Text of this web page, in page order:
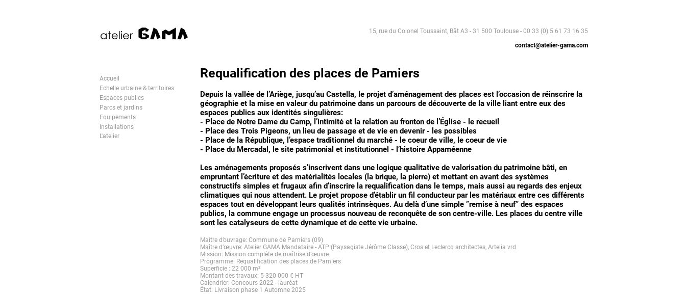
15, rue du Colonel Toussaint, Bât A3 - 31 500 Toulouse - 00 33 (0) 5 61 73 16 35
contact@atelier-gama.com
Installations
Echelle urbaine & territoires
Equipements
Accueil
Espaces publics
Parcs et jardins
L'atelier
Requalification des places de Pamiers
Depuis la vallée de l’Ariège, jusqu’au Castella, le projet d’aménagement des places est l’occasion de réinscrire la
géographie et la mise en valeur du patrimoine dans un parcours de découverte de la ville liant entre eux des
espaces publics aux identités singulières:
- Place de Notre Dame du Camp, l’intimité et la relation au fronton de l’Église - le recueil
- Place des Trois Pigeons, un lieu de passage et de vie en devenir - les possibles
- Place de la République, l’espace traditionnel du marché - le coeur de ville, le coeur de vie
- Place du Mercadal, le site patrimonial et institutionnel - l’histoire Appaméenne
Les aménagements proposés s’inscrivent dans une logique qualitative de valorisation du patrimoine bâti, en
empruntant l’écriture et des matérialités locales (la brique, la pierre) et mettant en avant des systèmes
constructifs simples et frugaux afin d’inscrire la requalification dans le temps, mais aussi au regards des enjeux
climatiques qui nous attendent. Le projet propose d’établir un fil conducteur par les matériaux entre ces différents
espaces tout en développant leurs qualités intrinsèques. Au delà d’une simple ”remise à neuf” des espaces
publics, la commune engage un processus nouveau de reconquête de son centre-ville. Les places du centre ville
sont les catalyseurs de cette dynamique et de cette vie urbaine.
Maître d’ouvrage: Commune de Pamiers (09)
Maître d’œuvre: Atelier GAMA Mandataire - ATP (Paysagiste Jérôme Classe), Cros et Leclercq architectes, Artelia vrd
Mission: Mission complète de maîtrise d’œuvre
Programme: Requalification des places de Pamiers
Superficie : 22 000 m²
Montant des travaux: 5 320 000 € HT
Calendrier: Concours 2022 - lauréat
État: Livraison phase 1 Automne 2025